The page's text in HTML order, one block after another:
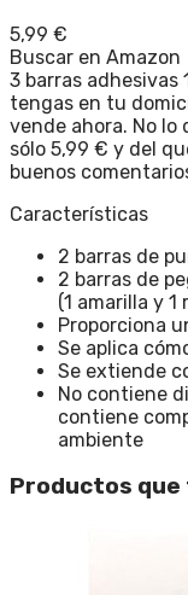
5,99 €
Buscar en Amazon
3 barras adhesivas
tengas en tu
vende ahora. No lo
sólo 5,99 € y del
buenos
Características
2 barras de
2 barras de
(1 amarilla y 1
Proporciona
Se aplica
Se extiende
No contiene
contiene
ambiente
Productos